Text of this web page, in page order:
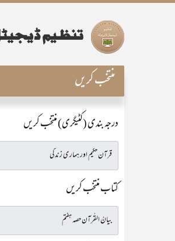
منتخب کریں
درجہ بندی (کٹیگری) منتخب کریں
کتاب منتخب کریں